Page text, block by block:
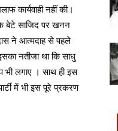
कार्यवाही नहीं की।
बेटे साजिद पर खनन
ने आत्मदाह से पहले
नतीजा था कि साधु
लगाए । साथ ही इस
में भी इस पूरे प्रकरण